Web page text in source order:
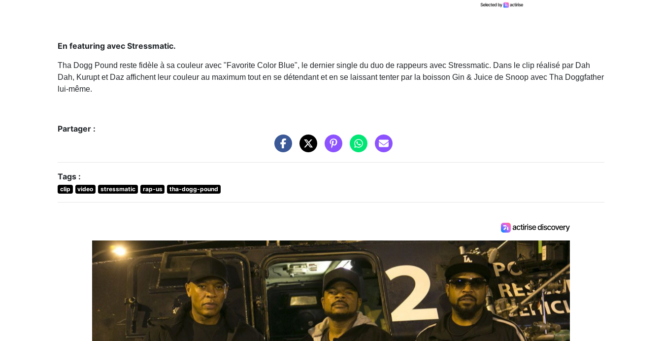
En featuring avec Stressmatic.
Tha Dogg Pound reste fidèle à sa couleur avec "Favorite Color Blue", le dernier single du duo de rappeurs avec Stressmatic. Dans le clip réalisé par Dah
Dah, Kurupt et Daz affichent leur couleur au maximum tout en se détendant et en se laissant tenter par la boisson Gin & Juice de Snoop avec Tha Doggfather
lui-même.
Partager :
Tags :
clip video stressmatic rap-us tha-dogg-pound